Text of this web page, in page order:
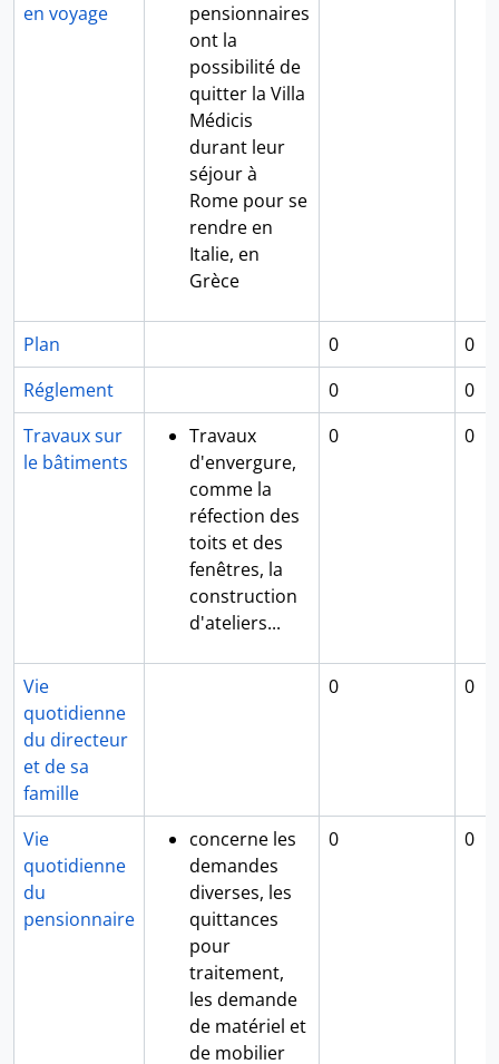
en voyage
pensionnaires
ont la
possibilité de
quitter la Villa
Médicis
durant leur
séjour à
Rome pour se
rendre en
Italie, en
Grèce
Plan 0
0
Réglement
0
0
Travaux sur
le bâtiments
Travaux
d'envergure,
comme la
réfection des
toits et des
fenêtres, la
construction
d'ateliers...
0 0
Vie
quotidienne
du directeur
et de sa
famille
0 0
Vie
quotidienne
du
pensionnaire
concerne les
demandes
diverses, les
quittances
pour
traitement,
les demande
de matériel et
de mobilier
0 0